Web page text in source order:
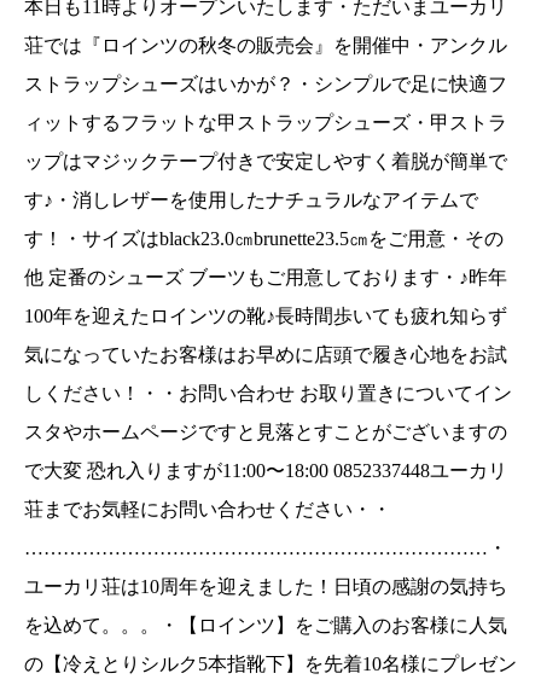
で履き心地をお試しください！・・お問い合わせ
お取り置きについてインスタやホームページです
と見落とすことがございますので大変 恐れ入りま
すが11:00〜18:00 ︎0852337448ユーカリ荘までお
気軽にお問い合わせください・・
………………………………………………………………
ユーカリ荘は10周年を迎えました！日頃の感謝の
気持ちを込めて。。。・【ロインツ】をご購入の
お客様に人気の【冷えとりシルク5本指靴下】を先
着10名様にプレゼント・
………………………………………………………………
#ユーカリ荘#yukarisou#セレクトショップ#ライ
パレル#シューズ#スリッポン#ロインツ#Loints#
靴#販売会#AW#秋冬#FW#冷えとり靴下#靴下#冷
えとり#5本指靴下#プレゼント
本日も11時よりオープンいたします・ただいまユーカリ
荘では『ロインツの秋冬の販売会』を開催中・アンクル
ストラップシューズはいかが？・シンプルで足に快適フ
ィットするフラットな甲ストラップシューズ・甲ストラ
ップはマジックテープ付きで安定しやすく着脱が簡単で
す♪・消しレザーを使用したナチュラルなアイテムで
す！・サイズはblack23.0㎝brunette23.5㎝をご用意・その
他 定番のシューズ ブーツもご用意しております・♪昨年
100年を迎えたロインツの靴♪長時間歩いても疲れ知らず
気になっていたお客様はお早めに店頭で履き心地をお試
しください！・・お問い合わせ お取り置きについてイン
スタやホームページですと見落とすことがございますの
で大変 恐れ入りますが11:00〜18:00 ︎0852337448ユーカリ
荘までお気軽にお問い合わせください・・
………………………………………………………………・
ユーカリ荘は10周年を迎えました！日頃の感謝の気持ち
を込めて。。。・【ロインツ】をご購入のお客様に人気
の【冷えとりシルク5本指靴下】を先着10名様にプレゼン